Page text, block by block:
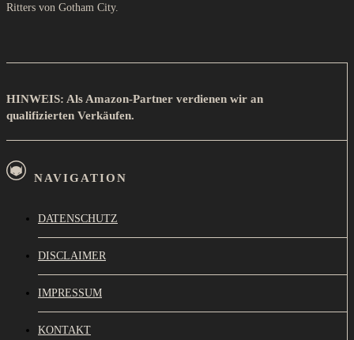
Ritters von Gotham City.
HINWEIS: Als Amazon-Partner verdienen wir an
qualifizierten Verkäufen.
NAVIGATION
DATENSCHUTZ
DISCLAIMER
IMPRESSUM
KONTAKT